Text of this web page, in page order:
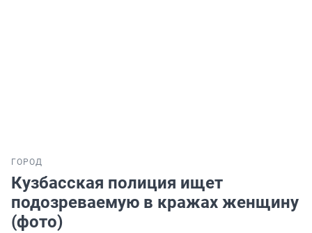
ГОРОД
Кузбасская полиция ищет
подозреваемую в кражах женщину
(фото)